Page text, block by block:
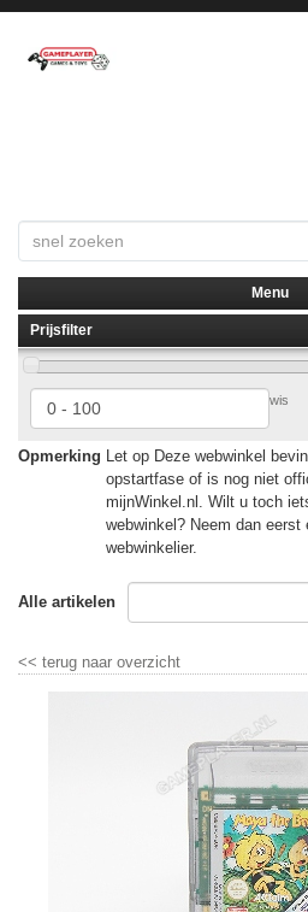
Menu
Prijsfilter
wis
Opmerking Let op Deze webwinkel
opstartfase of is nog niet
mijnWinkel.nl. Wilt u toch
webwinkel? Neem dan
webwinkelier.
Alle artikelen
<< terug naar overzicht